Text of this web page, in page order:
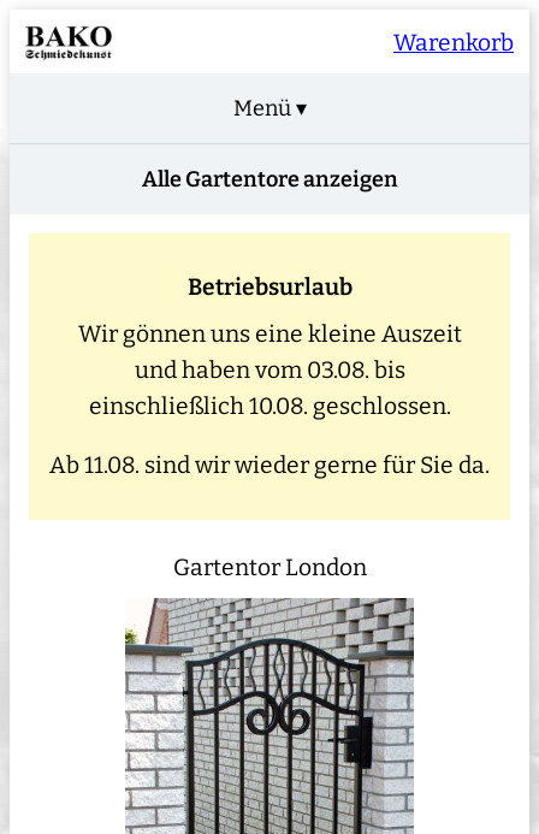
Warenkorb
Menü ▾
Alle Gartentore anzeigen
Betriebsurlaub
Wir gönnen uns eine kleine Auszeit
und haben vom 03.08. bis
einschließlich 10.08. geschlossen.
Ab 11.08. sind wir wieder gerne für Sie da.
Gartentor London